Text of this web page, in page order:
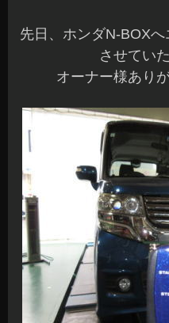
先日、ホンダN-BOX
させてい
オーナー様あり